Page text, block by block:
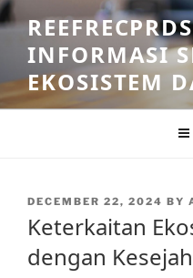
Skip
to
contentINFORMASI
EKOSISTEM
POSTED
DECEMBER 22, 2024 BY
Keterkaitan
dengan